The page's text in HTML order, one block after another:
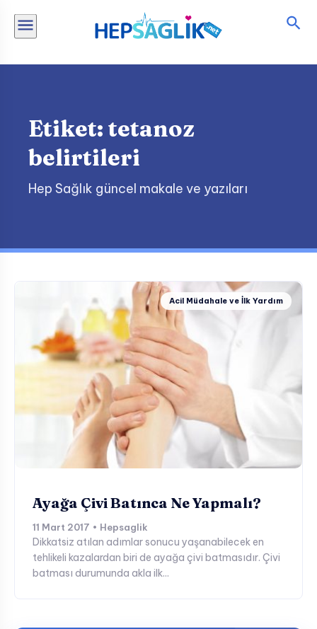
atla
Etiket: tetanoz
belirtileri
Hep Sağlık güncel makale ve yazıları
Acil Müdahale ve İlk Yardım
Ayağa Çivi Batınca Ne Yapmalı?
11 Mart 2017 • Hepsaglik
Dikkatsiz atılan adımlar sonucu yaşanabilecek en
tehlikeli kazalardan biri de ayağa çivi batmasıdır. Çivi
batması durumunda akla ilk...